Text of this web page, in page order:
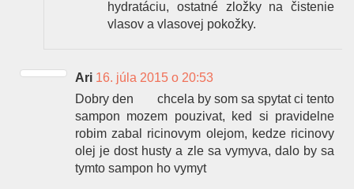
hydratáciu, ostatné zložky na čistenie
vlasov a vlasovej pokožky.
Ari 16. júla 2015 o 20:53
Dobry den
chcela by som sa spytat ci tento
sampon mozem pouzivat, ked si pravidelne
robim zabal ricinovym olejom, kedze ricinovy
olej je dost husty a zle sa vymyva, dalo by sa
tymto sampon ho vymyt